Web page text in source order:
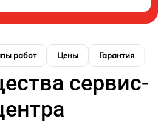
работ Цены Гарантия
сервис-